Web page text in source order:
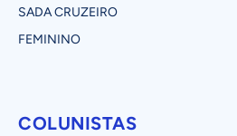
SADA CRUZEIRO
FEMININO
COLUNISTAS